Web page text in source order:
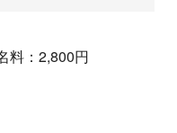
料：2,800円